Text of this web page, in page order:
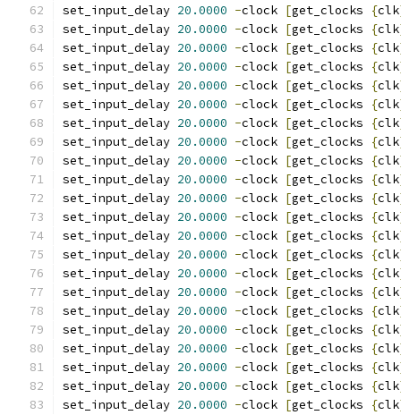
set_input_delay 20.0000 -clock [get_clocks {clk
set_input_delay 20.0000 -clock [get_clocks {clk
set_input_delay 20.0000 -clock [get_clocks {clk
set_input_delay 20.0000 -clock [get_clocks {clk
set_input_delay 20.0000 -clock [get_clocks {clk
set_input_delay 20.0000 -clock [get_clocks {clk
set_input_delay 20.0000 -clock [get_clocks {clk
set_input_delay 20.0000 -clock [get_clocks {clk
set_input_delay 20.0000 -clock [get_clocks {clk
set_input_delay 20.0000 -clock [get_clocks {clk
set_input_delay 20.0000 -clock [get_clocks {clk
set_input_delay 20.0000 -clock [get_clocks {clk
set_input_delay 20.0000 -clock [get_clocks {clk
set_input_delay 20.0000 -clock [get_clocks {clk
set_input_delay 20.0000 -clock [get_clocks {clk
set_input_delay 20.0000 -clock [get_clocks {clk
set_input_delay 20.0000 -clock [get_clocks {clk
set_input_delay 20.0000 -clock [get_clocks {clk
set_input_delay 20.0000 -clock [get_clocks {clk
set_input_delay 20.0000 -clock [get_clocks {clk
set_input_delay 20.0000 -clock [get_clocks {clk
set_input_delay 20.0000 -clock [get_clocks {clk